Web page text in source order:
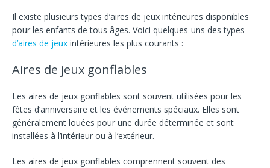
Il existe plusieurs types d’aires de jeux intérieures disponibles
pour les enfants de tous âges. Voici quelques-uns des types
d’aires de jeux intérieures les plus courants :
Aires de jeux gonflables
Les aires de jeux gonflables sont souvent utilisées pour les
fêtes d’anniversaire et les événements spéciaux. Elles sont
généralement louées pour une durée déterminée et sont
installées à l’intérieur ou à l’extérieur.
Les aires de jeux gonflables comprennent souvent des